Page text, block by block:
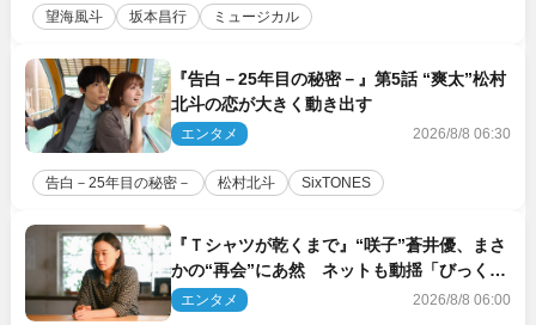
望海風斗 坂本昌行 ミュージカル
『告白－25年目の秘密－』第5話 “爽太”松村
北斗の恋が大きく動き出す
エンタメ 2026/8/8 06:30
告白－25年目の秘密－ 松村北斗 SixTONES
『Ｔシャツが乾くまで』“咲子”蒼井優、まさ
かの“再会”にあ然 ネットも動揺「びっくり
した!!」「今さら?!」（ネタバレあり）
エンタメ 2026/8/8 06:00